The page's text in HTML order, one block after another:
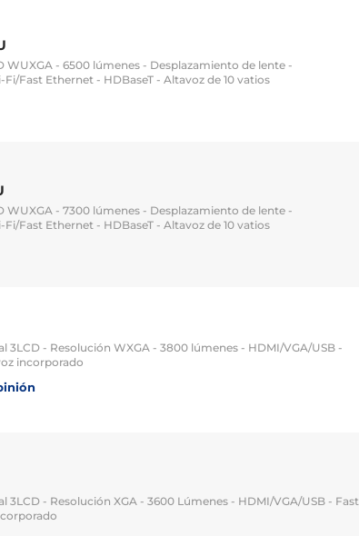
WUXGA - 6500 lúmenes - Desplazamiento de lente -
Fi/Fast Ethernet - HDBaseT - Altavoz de 10 vatios
WUXGA - 7300 lúmenes - Desplazamiento de lente -
Fi/Fast Ethernet - HDBaseT - Altavoz de 10 vatios
3LCD - Resolución WXGA - 3800 lúmenes - HDMI/VGA/USB -
incorporado
3LCD - Resolución XGA - 3600 Lúmenes - HDMI/VGA/USB - Fast